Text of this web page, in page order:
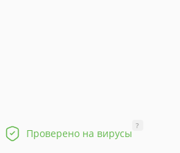
Проверено на вирусы
?